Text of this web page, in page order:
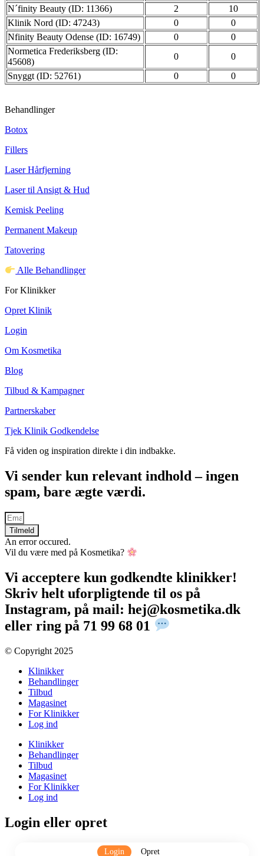
N´finity Beauty (ID: 11366)
2
10
Klinik Nord (ID: 47243)
0
0
Nfinity Beauty Odense (ID: 16749)
0
0
Normetica Frederiksberg (ID:
45608)
0
0
Snyggt (ID: 52761)
0 0
Behandlinger
Botox
Fillers
Laser Hårfjerning
Laser til Ansigt & Hud
Kemisk Peeling
Permanent Makeup
Tatovering
Alle Behandlinger
For Klinikker
Opret Klinik
Login
Om Kosmetika
Blog
Tilbud & Kampagner
Partnerskaber
Tjek Klinik Godkendelse
Få viden og inspiration direkte i din indbakke.
Vi sender kun relevant indhold – ingen
spam, bare ægte værdi.
Tilmeld
An error occured.
Vil du være med på Kosmetika?
Vi acceptere kun godkendte klinikker!
Skriv helt uforpligtende til os på
Instagram, på mail: hej@kosmetika.dk
eller ring på 71 99 68 01
© Copyright 2025​
Klinikker
Behandlinger
Tilbud
Magasinet
For Klinikker
Log ind
Klinikker
Behandlinger
Tilbud
Magasinet
For Klinikker
Log ind
Login eller opret
Login Opret